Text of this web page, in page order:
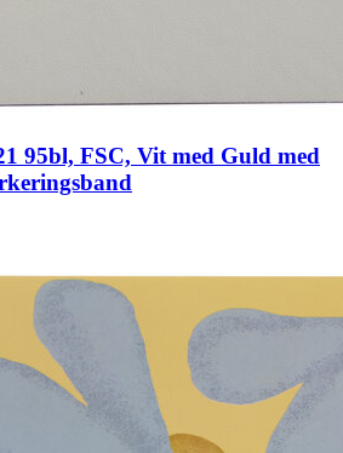
95bl, FSC, Vit med Guld med